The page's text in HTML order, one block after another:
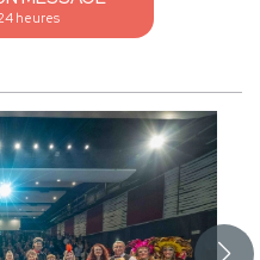
heures